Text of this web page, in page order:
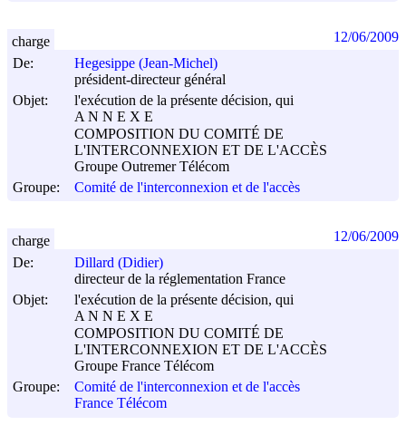
De:
Hegesippe (Jean-Michel)
président-directeur général
Objet:
l'exécution de la présente décision, qui
A N N E X E
COMPOSITION DU COMITÉ DE
L'INTERCONNEXION ET DE L'ACCÈS
Groupe Outremer Télécom
Groupe:
Comité de l'interconnexion et de l'accès
charge 12/06/2009
De:
Dillard (Didier)
directeur de la réglementation France
Objet:
l'exécution de la présente décision, qui
A N N E X E
COMPOSITION DU COMITÉ DE
L'INTERCONNEXION ET DE L'ACCÈS
Groupe France Télécom
Groupe:
Comité de l'interconnexion et de l'accès
France Télécom
charge 12/06/2009